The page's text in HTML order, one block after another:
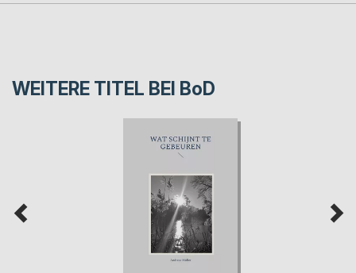
WEITERE TITEL BEI BoD